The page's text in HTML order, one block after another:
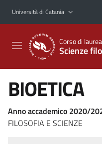
Vai al contenuto principale
Vai al menu di navigazione
Università di Catania
Corso di
Scienze
BIOETICA
Anno accademico 2020/
FILOSOFIA E SCIENZE